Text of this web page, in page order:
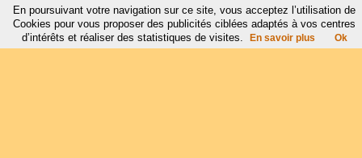
En poursuivant votre navigation sur ce site, vous acceptez l’utilisation de
Cookies pour vous proposer des publicités ciblées adaptés à vos centres
d’intérêts et réaliser des statistiques de visites.
En savoir plus Ok